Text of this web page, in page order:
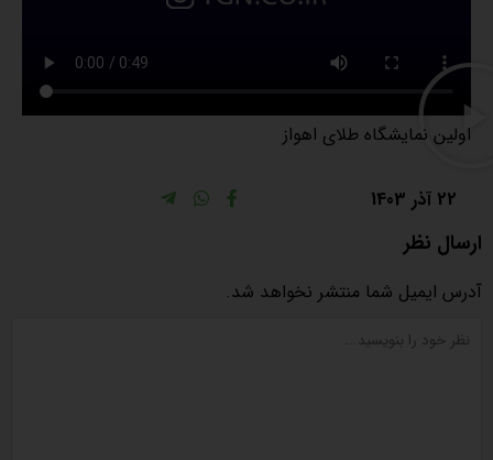
اولین نمایشگاه طلای اهواز
22 آذر 1403
ارسال نظر
آدرس ایمیل شما منتشر نخواهد شد.